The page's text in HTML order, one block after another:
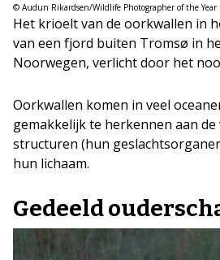
© Audun Rikardsen/Wildlife Photographer of the Year
Het krioelt van de oorkwallen in
van een fjord buiten Tromsø in
Noorwegen, verlicht door het
Oorkwallen komen in veel
gemakkelijk te herkennen aan
structuren (hun
hun lichaam.
Gedeeld